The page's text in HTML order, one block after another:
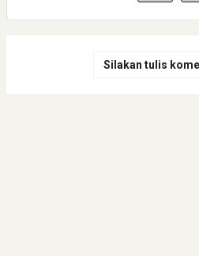
Silakan tulis